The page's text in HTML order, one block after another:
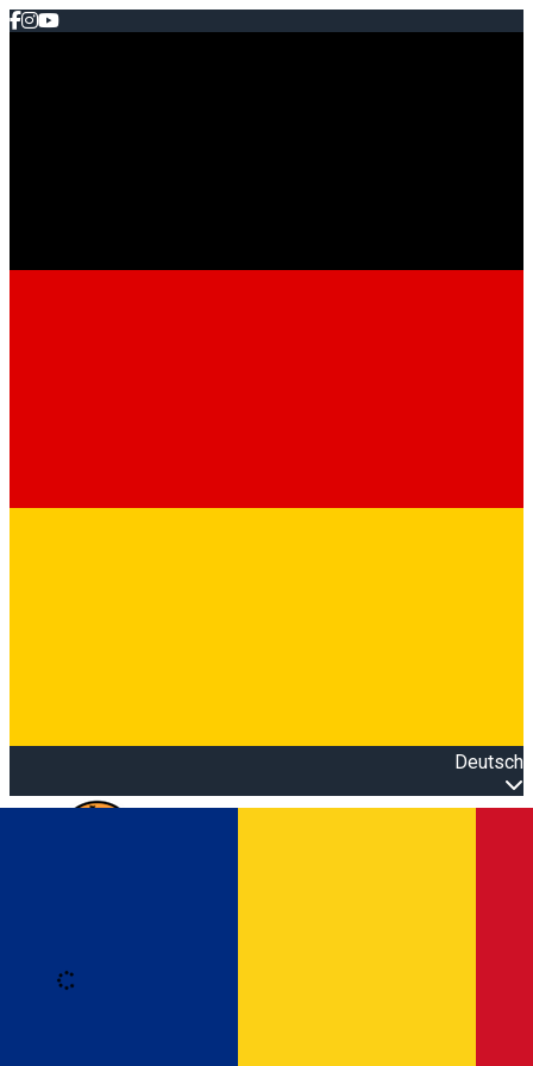
Deutsch